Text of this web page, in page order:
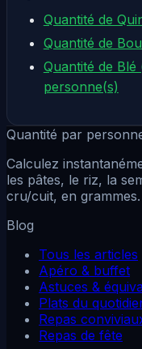
Quantité de
Quantité de
Quantité de
personne(s)
Quantité par
Calculez
les pâtes, le riz, la
cru/cuit, en grammes.
Blog
Tous les articles
Apéro & buffet
Astuces &
Plats du
Repas
Repas de fête